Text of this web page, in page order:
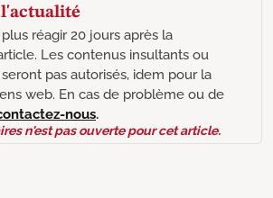
réagir 20 jours après la
Les contenus insultants ou
pas autorisés, idem pour la
web. En cas de problème ou de
nous.
n'est pas ouverte pour cet article.